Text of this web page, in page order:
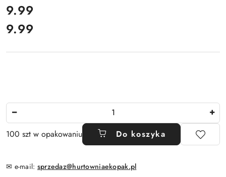
cena:
9.99
Cena:
9.99
100 szt w opakowaniu Do koszyka
✉ e-mail: sprzedaz@hurtowniaekopak.pl